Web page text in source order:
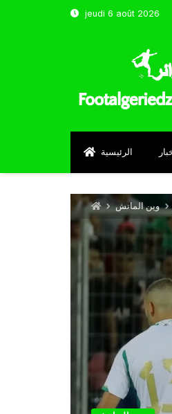
jeudi 6 août 2026
عن طموحاته مع المنتخب و شباب
الرئيسية
وين الماتش